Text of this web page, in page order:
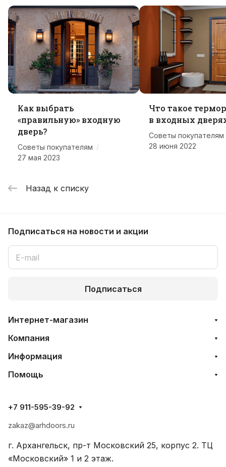
Как выбрать
«правильную» входную
дверь?
Советы покупателям /
27 мая 2023
Что такое
в входных
Советы покупателям
28 июня 2022
Назад к списку
Подписаться на новости и акции
Подписаться
Интернет-магазин
Компания
Информация
Помощь
+7 911-595-39-92
zakaz@arhdoors.ru
г. Архангельск, пр-т Московский 25, корпус 2. ТЦ
«Московский» 1 и 2 этаж.